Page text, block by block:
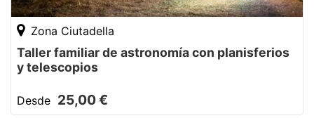
Zona Ciutadella
Taller familiar de astronomía con planisferios
y telescopios
Desde 25,00 €